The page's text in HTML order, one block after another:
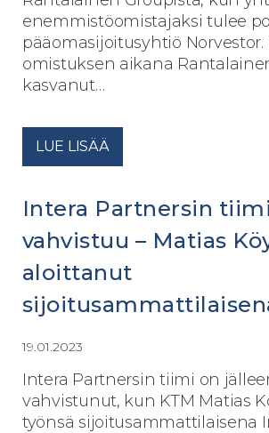
enemmistöomistajaksi tulee
pääomasijoitusyhtiö Norvestor.
omistuksen aikana
kasvanut…
LUE LISÄÄ
Intera Partnersin tiimi
vahvistuu – Matias
aloittanut
19.01.2023
Intera Partnersin tiimi on
vahvistunut, kun KTM Matias
työnsä sijoitusammattilaisena